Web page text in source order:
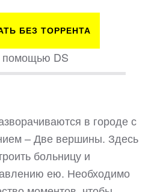
БЕЗ ТОРРЕНТА
помощью DS
в городе с
– Две вершины. Здесь
больницу и
ею. Необходимо